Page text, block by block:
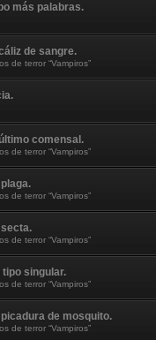
más palabras.
de sangre.
de terror “Vampiros”
comensal.
de terror “Vampiros”
de terror “Vampiros”
de terror “Vampiros”
singular.
de terror “Vampiros”
de mosquito.
de terror “Vampiros”